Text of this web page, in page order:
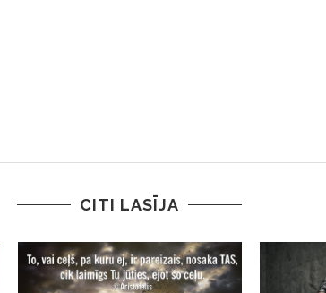
CITI LASĪJA